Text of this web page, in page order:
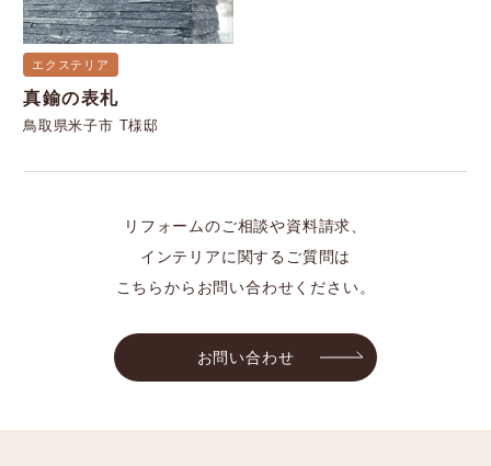
エクステリア
真鍮の表札
鳥取県米子市 T様邸
リフォームのご相談や資料請求、
インテリアに関するご質問は
こちらからお問い合わせください。
お問い合わせ